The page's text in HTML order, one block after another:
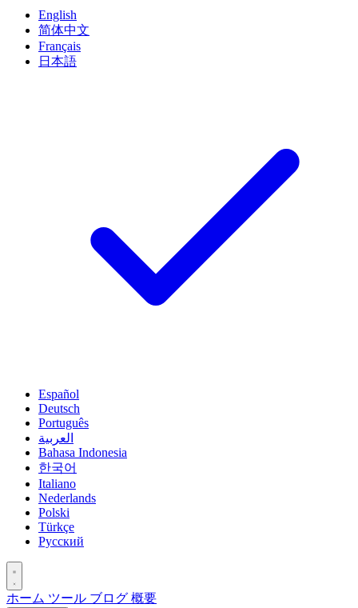
English
简体中文
Français
日本語
Español
Deutsch
Português
العربية
Bahasa Indonesia
한국어
Italiano
Nederlands
Polski
Türkçe
Русский
ホーム ツール ブログ 概要